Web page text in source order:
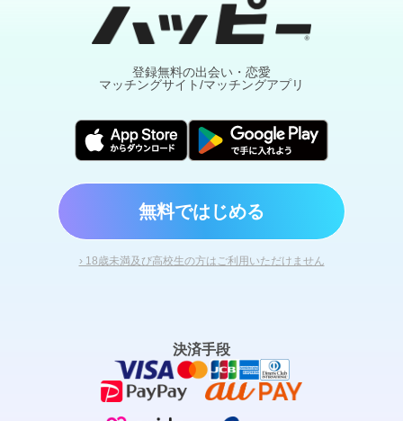
登録無料の出会い・恋愛
マッチングサイト/マッチングアプリ
無料ではじめる
› 18歳未満及び高校生の方はご利用いただけません
決済手段